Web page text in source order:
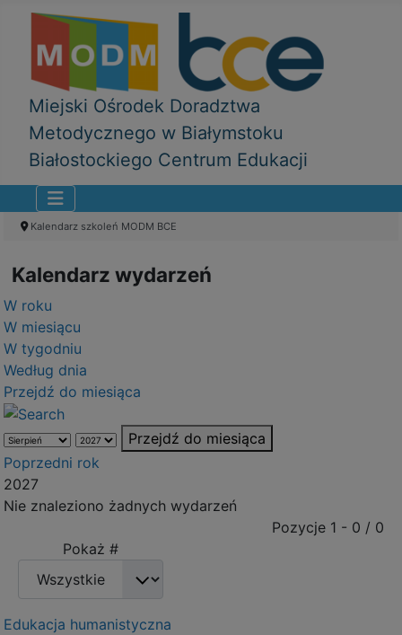
Miejski Ośrodek Doradztwa
Metodycznego w Białymstoku
Białostockiego Centrum Edukacji
Kalendarz szkoleń MODM BCE
Kalendarz wydarzeń
W roku
W miesiącu
W tygodniu
Według dnia
Przejdź do miesiąca
Przejdź do miesiąca
Poprzedni rok
2027
Nie znaleziono żadnych wydarzeń
Pozycje 1 - 0 / 0
Pokaż #
Edukacja humanistyczna